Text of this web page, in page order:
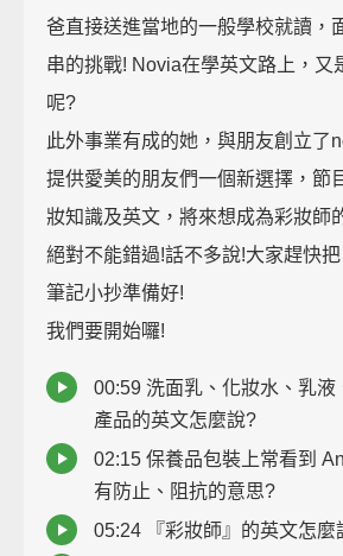
爸直接送進當地的一般學校就讀，
串的挑戰! Novia在學英文路上，又
呢?
此外事業有成的她，與朋友創立了
提供愛美的朋友們一個新選擇，節
妝知識及英文，將來想成為彩妝師
絕對不能錯過!話不多說!大家趕快
筆記小抄準備好!
我們要開始囉!
00:59 洗面乳、化妝水、乳液
產品的英文怎麼說?
02:15 保養品包裝上常看到
有防止、阻抗的意思?
05:24 『彩妝師』的英文怎麼